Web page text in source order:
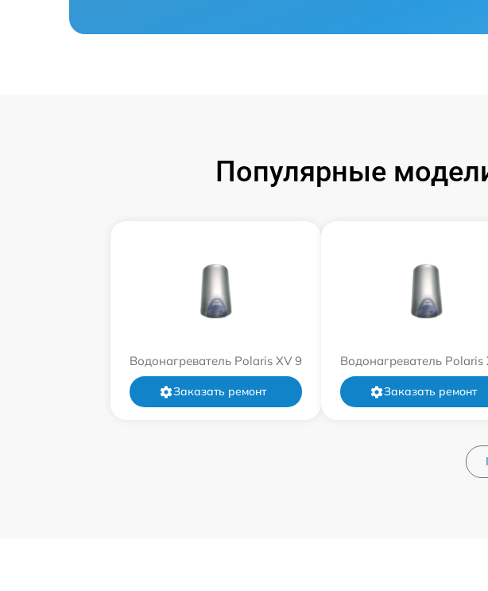
Популярные
Водонагреватель Polaris XV 9
Заказать ремонт
Водонагреватель Polaris
Заказать ремонт